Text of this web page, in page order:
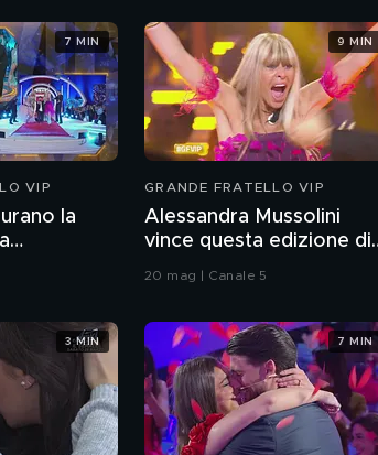
VIP
la
7 MIN
GRANDE FRATELLO VIP
Alessandra Mussolini
vince questa edizione di
Grande Fratello VIP
20 mag | Canale 5
9 MIN
3 MIN 7 MIN